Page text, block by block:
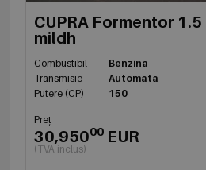
CUPRA Formentor 1.5
mildh
Combustibil
Benzina
Transmisie
Automata
Putere (CP)
150
Preț
30,95000 EUR
(TVA inclus)